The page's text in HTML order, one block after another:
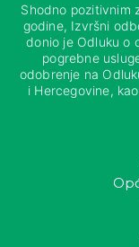
Shodno pozitivnim
godine, Izvršni
donio je Odluku o
pogrebne
odobrenje na
i Hercegovine,